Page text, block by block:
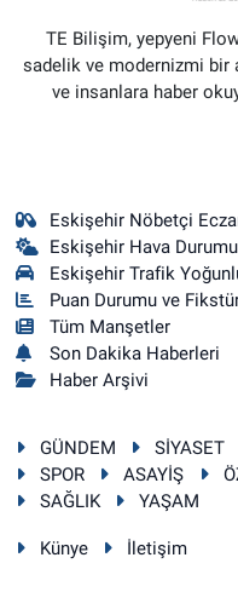
TE Bilişim, yepyeni
sadelik ve modernizmi bir
ve insanlara haber
Eskişehir Nöbetçi
Eskişehir Hava Durumu
Eskişehir Trafik
Puan Durumu ve
Tüm Manşetler
Son Dakika Haberleri
Haber Arşivi
GÜNDEM SİYASET
SPOR
ASAYİŞ
SAĞLIK
YAŞAM
Künye İletişim